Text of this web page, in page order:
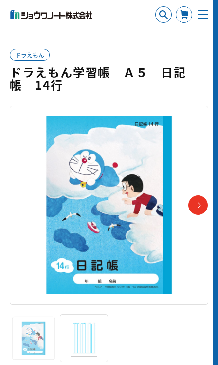
ドラえもん
ドラえもん学習帳 Ａ５ 日記
帳 14行